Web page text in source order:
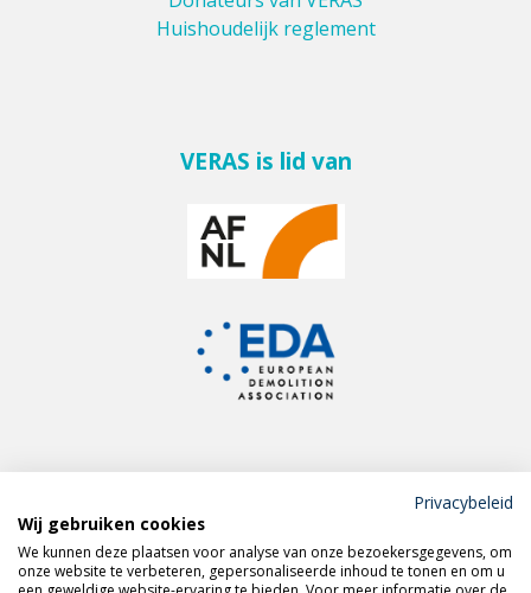
Huishoudelijk reglement
VERAS is lid van
Meld je aan voor de
VERAS nieuwsbrief
Privacybeleid
Wij gebruiken cookies
We kunnen deze plaatsen voor analyse van onze bezoekersgegevens, om
onze website te verbeteren, gepersonaliseerde inhoud te tonen en om u